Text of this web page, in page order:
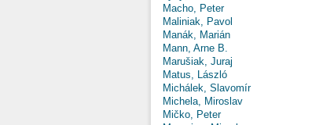
Macho, Peter
Maliniak, Pavol
Manák, Marián
Mann, Arne B.
Marušiak, Juraj
Matus, László
Michálek, Slavomír
Michela, Miroslav
Mičko, Peter